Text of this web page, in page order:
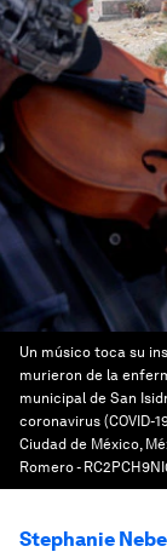
Un músico toca su
murieron de la
municipal de San
coronavirus (COVID-
Ciudad de México,
Romero -
Stephanie